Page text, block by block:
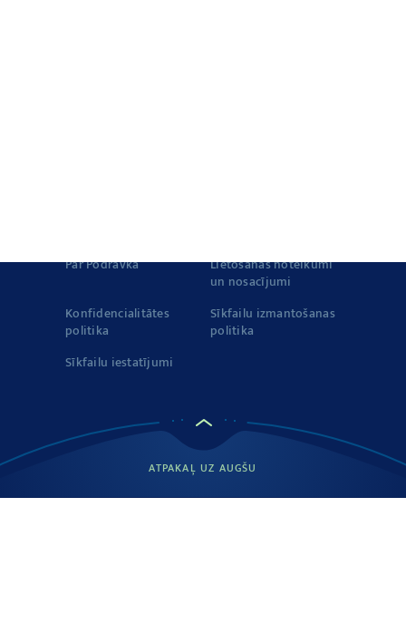
Par Podravka
Lietošanas noteikumi
un nosacījumi
Konfidencialitātes
politika
Sīkfailu izmantošanas
politika
Sīkfailu iestatījumi
ATPAKAĻ UZ AUGŠU